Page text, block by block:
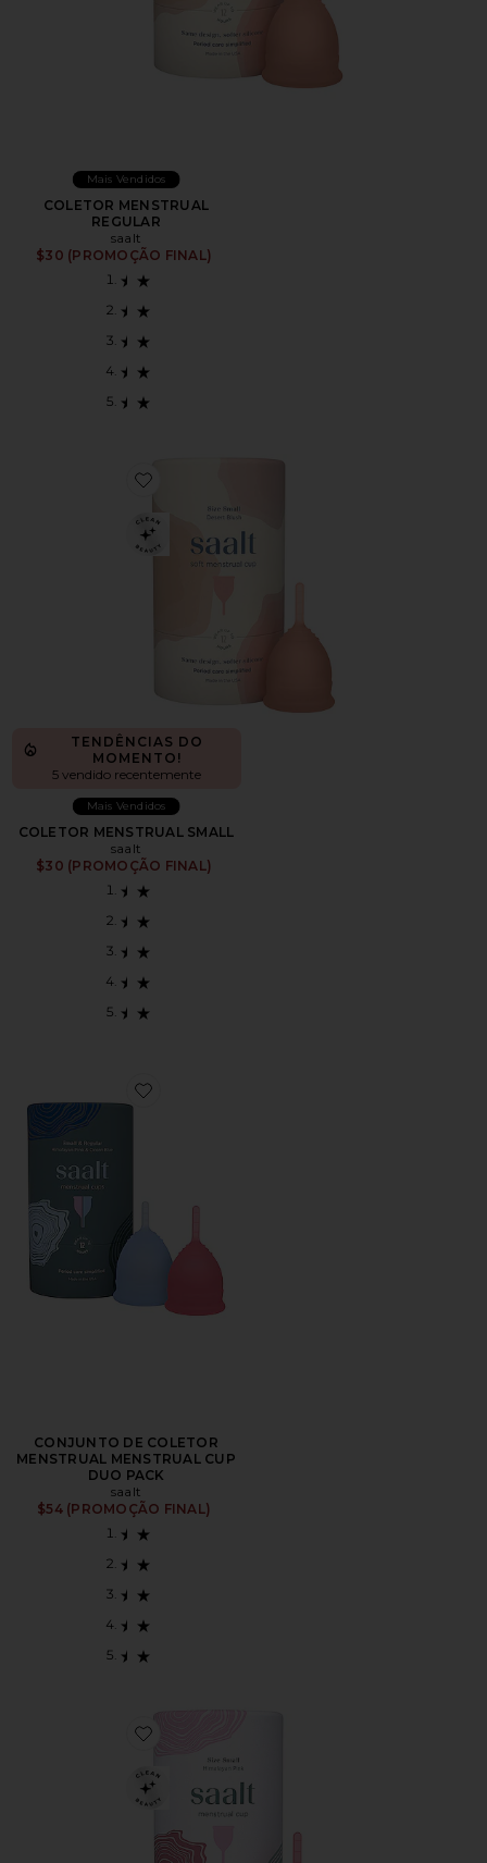
Mais Vendidos
COLETOR MENSTRUAL
REGULAR
saalt
$30 (PROMOÇÃO FINAL)
Favorite COLETOR MENSTRUAL SMALL
TENDÊNCIAS DO
MOMENTO!
5 vendido recentemente
Mais Vendidos
COLETOR MENSTRUAL SMALL
saalt
$30 (PROMOÇÃO FINAL)
Favorite CONJUNTO DE COLETOR MENSTRUAL
CONJUNTO DE COLETOR
MENSTRUAL MENSTRUAL CUP
DUO PACK
saalt
$54 (PROMOÇÃO FINAL)
Favorite COLETOR MENSTRUAL SMALL